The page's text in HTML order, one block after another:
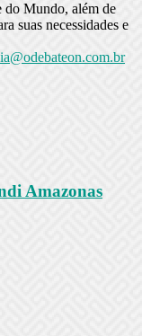
do Mundo, além de
suas necessidades e
Amazonas